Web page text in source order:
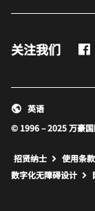
关注我们
© 1996 – 2025 万豪
英语
招贤纳士 使用条款
数字化无障碍设计